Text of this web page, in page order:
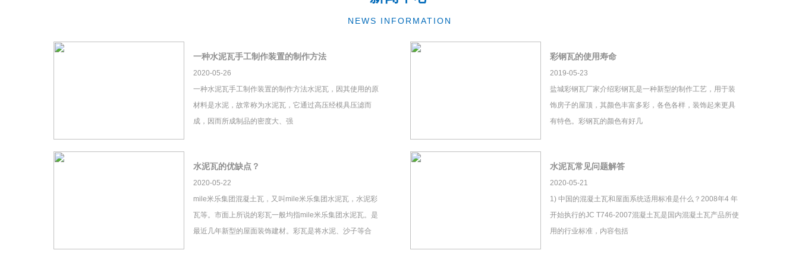
NEWS INFORMATION
一种水泥瓦手工制作装置的制作方法
2020-05-26
一种水泥瓦手工制作装置的制作方法水泥瓦，因其使用的原
材料是水泥，故常称为水泥瓦，它通过高压经模具压滤而
成，因而所成制品的密度大、强
彩钢瓦的使用寿命
2019-05-23
盐城彩钢瓦厂家介绍彩钢瓦是一种新型的制作工艺，用于装
饰房子的屋顶，其颜色丰富多彩，各色各样，装饰起来更具
有特色。彩钢瓦的颜色有好几
水泥瓦的优缺点？
2020-05-22
mile米乐集团混凝土瓦，又叫mile米乐集团水泥瓦，水泥彩
瓦等。市面上所说的彩瓦一般均指mile米乐集团水泥瓦。是
最近几年新型的屋面装饰建材。彩瓦是将水泥、沙子等合
水泥瓦常见问题解答
2020-05-21
1) 中国的混凝土瓦和屋面系统适用标准是什么？2008年4 年
开始执行的JC T746-2007混凝土瓦是国内混凝土瓦产品所使
用的行业标准，内容包括